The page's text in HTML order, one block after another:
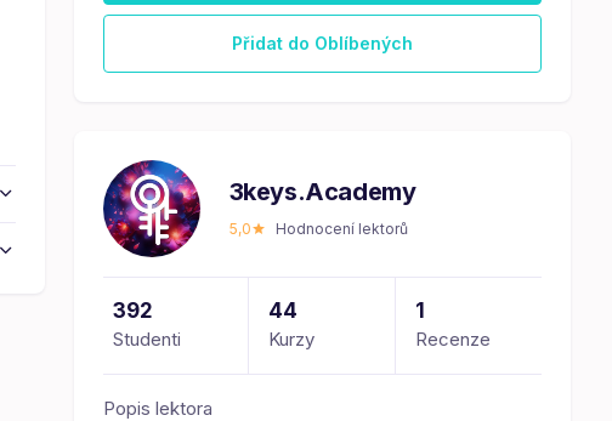
Přidat do Oblíbených
3keys.Academy
5,0 Hodnocení lektorů
392
Studenti
44
Kurzy
1
Recenze
Popis lektora